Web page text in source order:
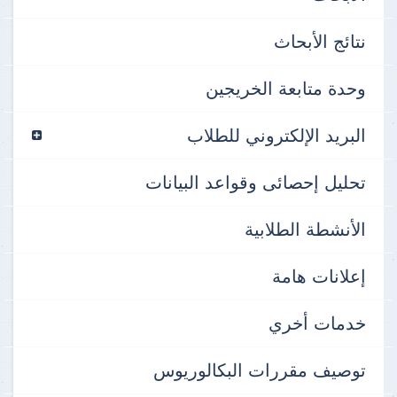
نتائج الأبحاث
وحدة متابعة الخريجين
البريد الإلكتروني للطلاب
تحليل إحصائى وقواعد البيانات
الأنشطة الطلابية
إعلانات هامة
خدمات أخري
توصيف مقررات البكالوريوس